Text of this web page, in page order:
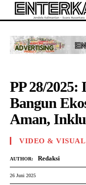
PP 28/
Bangun
Aman,
VIDEO & VISUAL
AUTHOR: Redaksi
26 Juni 2025